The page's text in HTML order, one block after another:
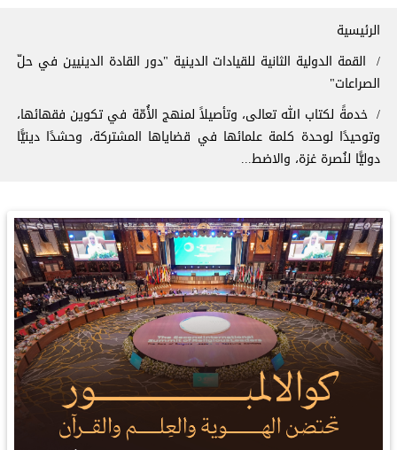
مسار التنقل
الرئيسية
القمة الدولية الثانية للقيادات الدينية "دور القادة الدينيين في حلّ
الصراعات"
‏خدمةً لكتاب الله تعالى، وتأصيلاً لمنهج الأُمّة في تكوين فقهائها،
وتوحيدًا لوحدة كلمة علمائها في قضاياها المشتركة، وحشدًا دينيًّا
دوليًّا لنُصرة ⁧‫غزة‬⁩، والاضط...